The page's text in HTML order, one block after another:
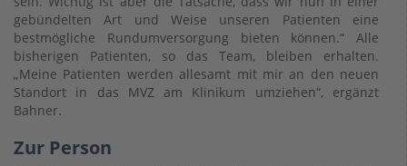
gebündelten Art und Weise unseren Patienten eine
bestmögliche Rundumversorgung bieten können.“ Alle
bisherigen Patienten, so das Team, bleiben erhalten.
„Meine Patienten werden allesamt mit mir an den neuen
Standort in das MVZ am Klinikum umziehen“, ergänzt
Bahner.
Zur Person